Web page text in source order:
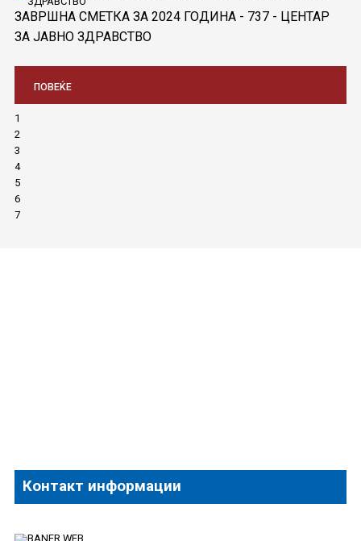
ЗАВРШНА СМЕТКА ЗА 2024 ГОДИНА - 737 - ЦЕНТАР
ЗА ЈАВНО ЗДРАВСТВО
ПОВЕЌЕ
1
2
3
4
5
6
7
Контакт информации